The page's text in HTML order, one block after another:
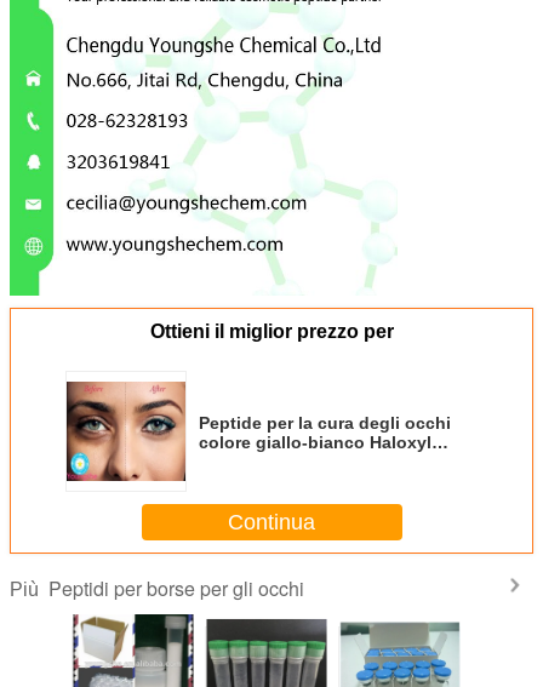
Ottieni il miglior prezzo per
Peptide per la cura degli occhi
colore giallo-bianco Haloxyl
Continua
Più Peptidi per borse per gli occhi